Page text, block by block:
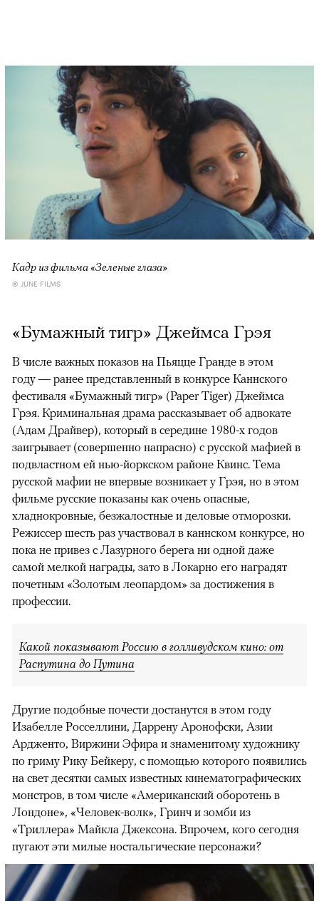
Кадр из фильма «Зеленые глаза»
© JUNE FILMS
«Бумажный тигр» Джеймса Грэя
В числе важных показов на Пьяцце Гранде в этом
году — ранее представленный в конкурсе Каннского
фестиваля «Бумажный тигр» (Paper Tiger) Джеймса
Грэя. Криминальная драма рассказывает об адвокате
(Адам Драйвер), который в середине 1980-х годов
заигрывает (совершенно напрасно) с русской мафией в
подвластном ей нью-йоркском районе Квинс. Тема
русской мафии не впервые возникает у Грэя, но в этом
фильме русские показаны как очень опасные,
хладнокровные, безжалостные и деловые отморозки.
Режиссер шесть раз участвовал в каннском конкурсе, но
пока не привез с Лазурного берега ни одной даже
самой мелкой награды, зато в Локарно его наградят
почетным «Золотым леопардом» за достижения в
профессии.
Какой показывают Россию в голливудском кино: от
Распутина до Путина
Другие подобные почести достанутся в этом году
Изабелле Росселлини, Даррену Аронофски, Азии
Ардженто, Виржини Эфира и знаменитому художнику
по гриму Рику Бейкеру, с помощью которого появились
на свет десятки самых известных кинематографических
монстров, в том числе «Американский оборотень в
Лондоне», «Человек-волк», Гринч и зомби из
«Триллера» Майкла Джексона. Впрочем, кого сегодня
пугают эти милые ностальгические персонажи?